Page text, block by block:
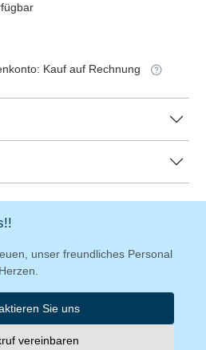
Kauf auf Rechnung
unser freundliches Personal
Sie uns
vereinbaren